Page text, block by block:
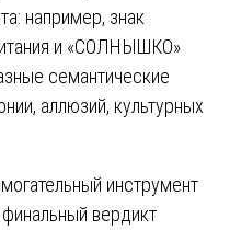
например, знак
и «СОЛНЫШКО»
семантические
аллюзий, культурных
инструмент
вердикт